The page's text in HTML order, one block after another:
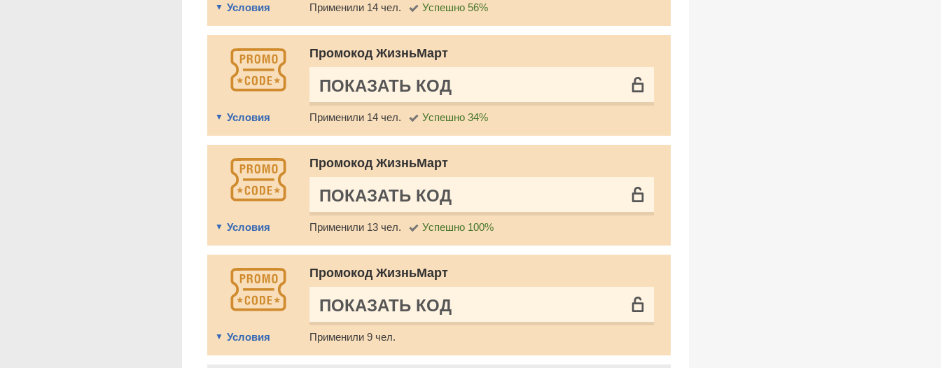
Условия Применили 14 чел. Успешно 56%
Промокод ЖизньМарт
ПОКАЗАТЬ КОД
Условия Применили 14 чел. Успешно 34%
Промокод ЖизньМарт
ПОКАЗАТЬ КОД
Условия Применили 13 чел. Успешно 100%
Промокод ЖизньМарт
ПОКАЗАТЬ КОД
Условия Применили 9 чел.